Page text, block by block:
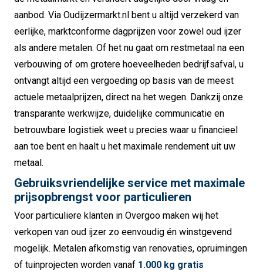
aanbod. Via Oudijzermarkt.nl bent u altijd verzekerd van
eerlijke, marktconforme dagprijzen voor zowel oud ijzer
als andere metalen. Of het nu gaat om restmetaal na een
verbouwing of om grotere hoeveelheden bedrijfsafval, u
ontvangt altijd een vergoeding op basis van de meest
actuele metaalprijzen, direct na het wegen. Dankzij onze
transparante werkwijze, duidelijke communicatie en
betrouwbare logistiek weet u precies waar u financieel
aan toe bent en haalt u het maximale rendement uit uw
metaal.
Gebruiksvriendelijke service met maximale
prijsopbrengst voor particulieren
Voor particuliere klanten in Overgoo maken wij het
verkopen van oud ijzer zo eenvoudig én winstgevend
mogelijk. Metalen afkomstig van renovaties, opruimingen
of tuinprojecten worden vanaf 1.000 kg gratis